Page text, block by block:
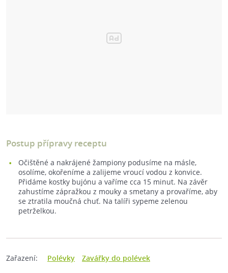
Postup přípravy receptu
Očištěné a nakrájené žampiony podusíme na másle,
osolíme, okořeníme a zalijeme vroucí vodou z konvice.
Přidáme kostky bujónu a vaříme cca 15 minut. Na závěr
zahustíme zápražkou z mouky a smetany a provaříme, aby
se ztratila moučná chuť. Na talíři sypeme zelenou
petrželkou.
Zařazení: Polévky Zavářky do polévek